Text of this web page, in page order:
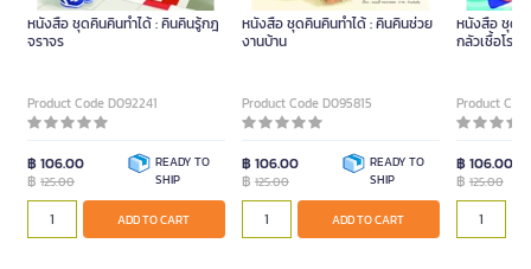
หนังสือ ชุดคินคินทำได้ : คินคินรู้กฎ
จราจร
Product Code D092241
฿ 106.00
฿ 125.00
READY TO
SHIP
ADD TO CART
หนังสือ ชุดคินคินทำได้ : คินคินช่วย
งานบ้าน
Product Code D095815
฿ 106.00
฿ 125.00
READY TO
SHIP
ADD TO CART
หนังสือ ชุดคิ
กลัวเชื้อโรค
Product
฿ 106.00
฿125.00